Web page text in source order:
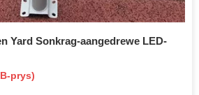
Yard Sonkrag-aangedrewe LED-
prys)